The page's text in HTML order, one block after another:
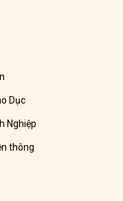
Dục
Nghiệp
thông